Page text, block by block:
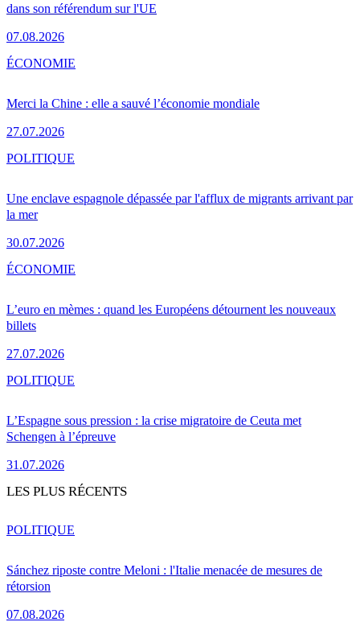
dans son référendum sur l'UE
07.08.2026
Merci la Chine : elle a sauvé l’économie mondiale
27.07.2026
ÉCONOMIE
Une enclave espagnole dépassée par l'afflux de migrants arrivant par
la mer
30.07.2026
POLITIQUE
L’euro en mèmes : quand les Européens détournent les nouveaux
billets
27.07.2026
ÉCONOMIE
L’Espagne sous pression : la crise migratoire de Ceuta met
Schengen à l’épreuve
31.07.2026
POLITIQUE
LES PLUS RÉCENTS
Sánchez riposte contre Meloni : l'Italie menacée de mesures de
rétorsion
07.08.2026
POLITIQUE